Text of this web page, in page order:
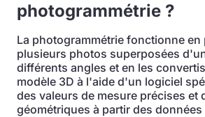
photogrammétrie ?
La photogrammétrie fonctionne en
plusieurs photos superposées
différents angles et en les
modèle 3D à l'aide d'un logiciel
des valeurs de mesure précises et
géométriques à partir des